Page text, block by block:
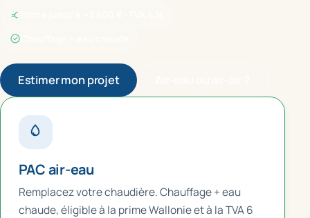
Estimer mon projet
PAC air-eau
Remplacez votre chaudière. Chauffage + eau
chaude, éligible à la prime Wallonie et à la TVA 6